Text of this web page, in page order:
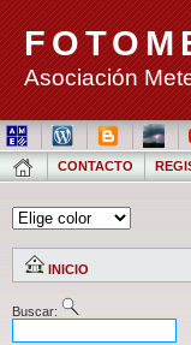
Asociación
CONTACTO
INICIO
Buscar: